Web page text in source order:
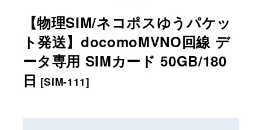
【物理SIM/ネコポスゆうパケッ
ト発送】docomoMVNO回線 デ
ータ専用 SIMカード 50GB/180
日 [SIM-111]